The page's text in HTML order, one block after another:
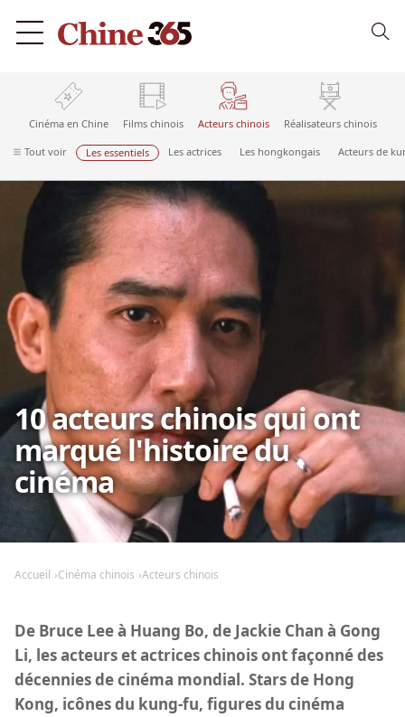
Cinéma en Chine Films chinois Acteurs chinois Réalisateurs chinois
Tout voir Les essentiels Les actrices Les hongkongais Acteurs de
10 acteurs chinois qui ont
marqué l'histoire du
cinéma
Accueil Cinéma chinois Acteurs chinois
De Bruce Lee à Huang Bo, de Jackie Chan à Gong
Li, les acteurs et actrices chinois ont façonné des
décennies de cinéma mondial. Stars de Hong
Kong, icônes du kung-fu, figures du cinéma